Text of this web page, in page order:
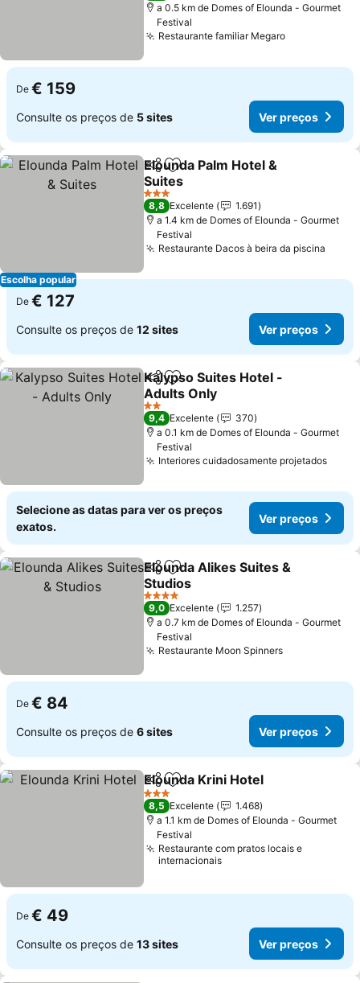
a 0.5 km de Domes of Elounda - Gourmet
Festival
Restaurante familiar MegaroVer preços
De € 159
Consulte os preços de 5 sites Ver preços
Escolha popular
PartilharAdicionar aos favoritos
Elounda Palm Hotel &
Suites
Ver preços
3 Estrelas
8,8 Excelente
1.691
a 1.4 km de Domes of Elounda - Gourmet
Festival
Restaurante Dacos à beira da piscina
De € 127
Consulte os preços de 12 sites Ver preços
PartilharAdicionar aos favoritos
Kalypso Suites Hotel -
Adults Only
Ver preços
2 Estrelas
9,4 Excelente
370
a 0.1 km de Domes of Elounda - Gourmet
Festival
Interiores cuidadosamente projetadosVer
Selecione as datas para ver os preços
exatos.
Ver preços
PartilharAdicionar aos favoritos
Elounda Alikes Suites &
Studios
Ver preços
4 Estrelas
9,0 Excelente
1.257
a 0.7 km de Domes of Elounda - Gourmet
Festival
Restaurante Moon SpinnersVer preços
De € 84
Consulte os preços de 6 sites Ver preços
PartilharAdicionar aos favoritos
Elounda Krini Hotel
3 Estrelas
8,5 Excelente
1.468
a 1.1 km de Domes of Elounda - Gourmet
Festival
Restaurante com pratos locais e
internacionais
De € 49
Consulte os preços de 13 sites Ver preços